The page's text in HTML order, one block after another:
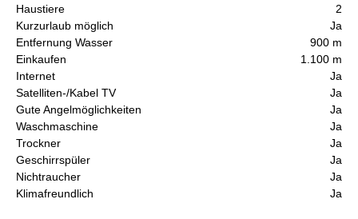
Haustiere
2
Kurzurlaub möglich
Ja
Entfernung Wasser
900 m
Einkaufen
1.100 m
Internet
Ja
Satelliten-/Kabel TV
Ja
Gute Angelmöglichkeiten
Ja
Waschmaschine
Ja
Trockner
Ja
Geschirrspüler
Ja
Nichtraucher
Ja
Klimafreundlich
Ja